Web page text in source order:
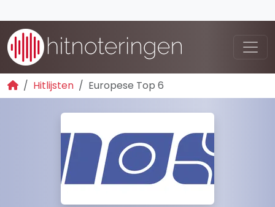
Hitlijsten Europese Top 6